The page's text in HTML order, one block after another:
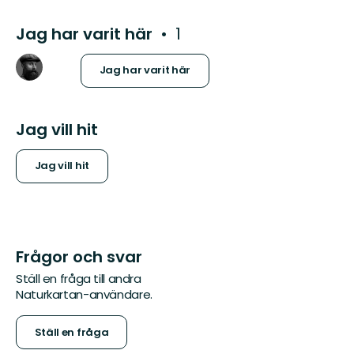
Jag har varit här 1
Jag har varit här
Jag vill hit
Jag vill hit
Frågor och svar
Ställ en fråga till andra
Naturkartan-användare.
Ställ en fråga